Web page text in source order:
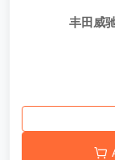
丰田威